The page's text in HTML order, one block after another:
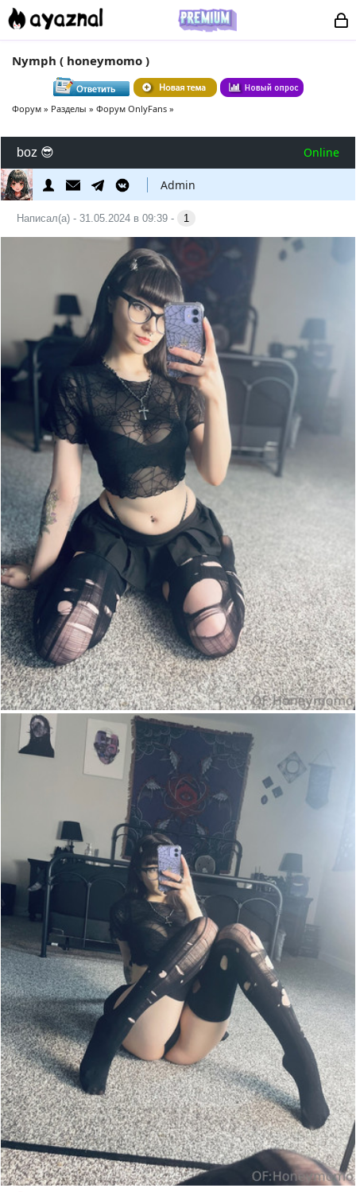
Nymph ( honeymomo )
Форум » Разделы » Форум OnlyFans »
boz 😎 Online
Admin
Написал(а) - 31.05.2024 в 09:39 - 1